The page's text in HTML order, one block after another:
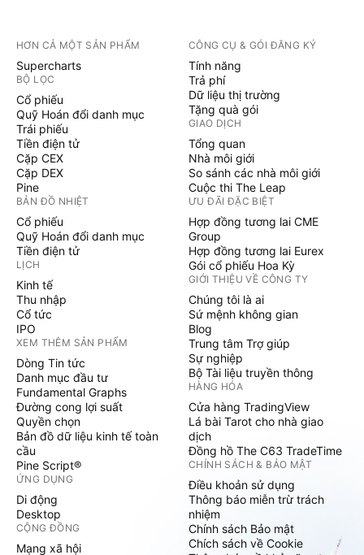
HƠN CẢ MỘT SẢN PHẨM
Supercharts
BỘ LỌC
Cổ phiếu
Quỹ Hoán đổi danh mục
Trái phiếu
Tiền điện tử
Cặp CEX
Cặp DEX
Pine
BẢN ĐỒ NHIỆT
Cổ phiếu
Quỹ Hoán đổi danh mục
Tiền điện tử
LỊCH
Kinh tế
Thu nhập
Cổ tức
IPO
XEM THÊM SẢN PHẨM
Dòng Tin tức
Danh mục đầu tư
Fundamental Graphs
Đường cong lợi suất
Quyền chọn
Bản đồ dữ liệu kinh tế toàn
cầu
Pine Script®
ỨNG DỤNG
Di động
Desktop
CỘNG ĐỒNG
Mạng xã hội
CÔNG CỤ & GÓI ĐĂNG KÝ
Tính năng
Trả phí
Dữ liệu thị trường
Tặng quà gói
GIAO DỊCH
Tổng quan
Nhà môi giới
So sánh các nhà môi giới
Cuộc thi The Leap
ƯU ĐÃI ĐẶC BIỆT
Hợp đồng tương lai CME
Group
Hợp đồng tương lai Eurex
Gói cổ phiếu Hoa Kỳ
GIỚI THIỆU VỀ CÔNG TY
Chúng tôi là ai
Sứ mệnh không gian
Blog
Trung tâm Trợ giúp
Sự nghiệp
Bộ Tài liệu truyền thông
HÀNG HÓA
Cửa hàng TradingView
Lá bài Tarot cho nhà giao
dịch
Đồng hồ The C63 TradeTime
CHÍNH SÁCH & BẢO MẬT
Điều khoản sử dụng
Thông báo miễn trừ trách
nhiệm
Chính sách Bảo mật
Chích sách về Cookie